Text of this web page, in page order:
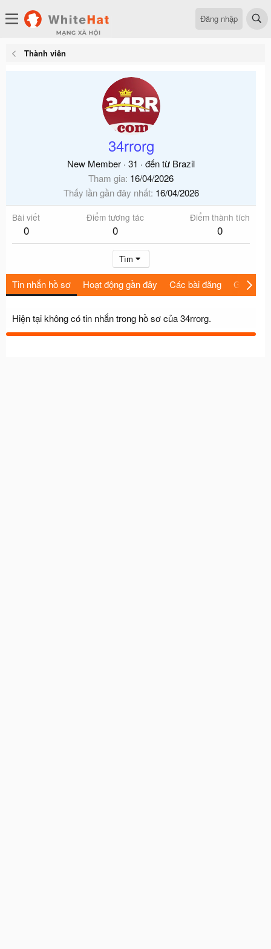
Đăng nhập
Thành viên
34rrorg
New Member · 31 · đến từ Brazil
Tham gia 16/04/2026
Thấy lần gần đây nhất 16/04/2026
Bài viết
0
Điểm tương tác
0
Điểm thành tích
0
Tìm
Tin nhắn hồ sơ Hoạt động gần đây Các bài đăng Giới thiệu
Hiện tại không có tin nhắn trong hồ sơ của 34rrorg.